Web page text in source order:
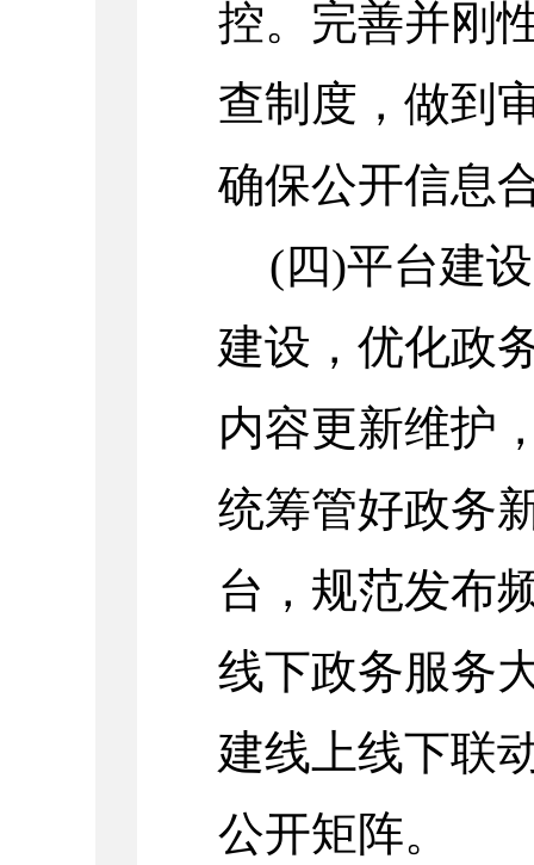
控。完善并刚
查制度，做到
确保公开信息
(四)平台建
建设，优化政
内容更新维护
统筹管好政务
台，规范发布
线下政务服务
建线上线下联
公开矩阵。